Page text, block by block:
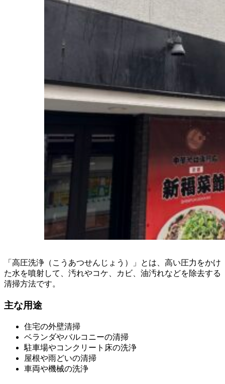
「高圧洗浄（こうあつせんじょう）」とは、高い圧力をかけ
た水を噴射して、汚れやコケ、カビ、油汚れなどを除去する
清掃方法です。
主な用途
住宅の外壁清掃
ベランダやバルコニーの清掃
駐車場やコンクリート床の洗浄
屋根や雨どいの清掃
車両や機械の洗浄